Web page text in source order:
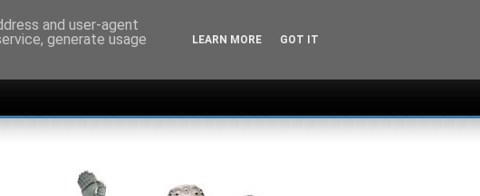
and user-agent
generate usage
LEARN MORE GOT IT